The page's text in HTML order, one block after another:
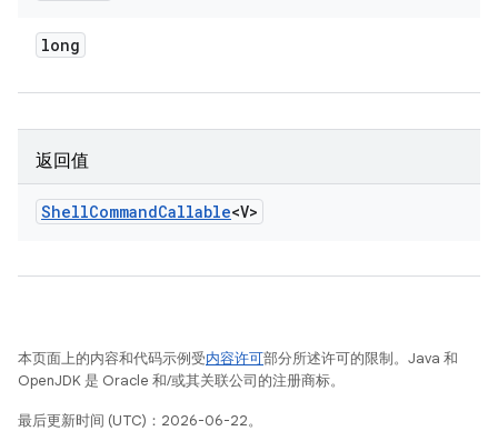
long
返回值
ShellCommandCallable<V>
本页面上的内容和代码示例受内容许可部分所述许可的限制。Java 和
OpenJDK 是 Oracle 和/或其关联公司的注册商标。
最后更新时间 (UTC)：2026-06-22。